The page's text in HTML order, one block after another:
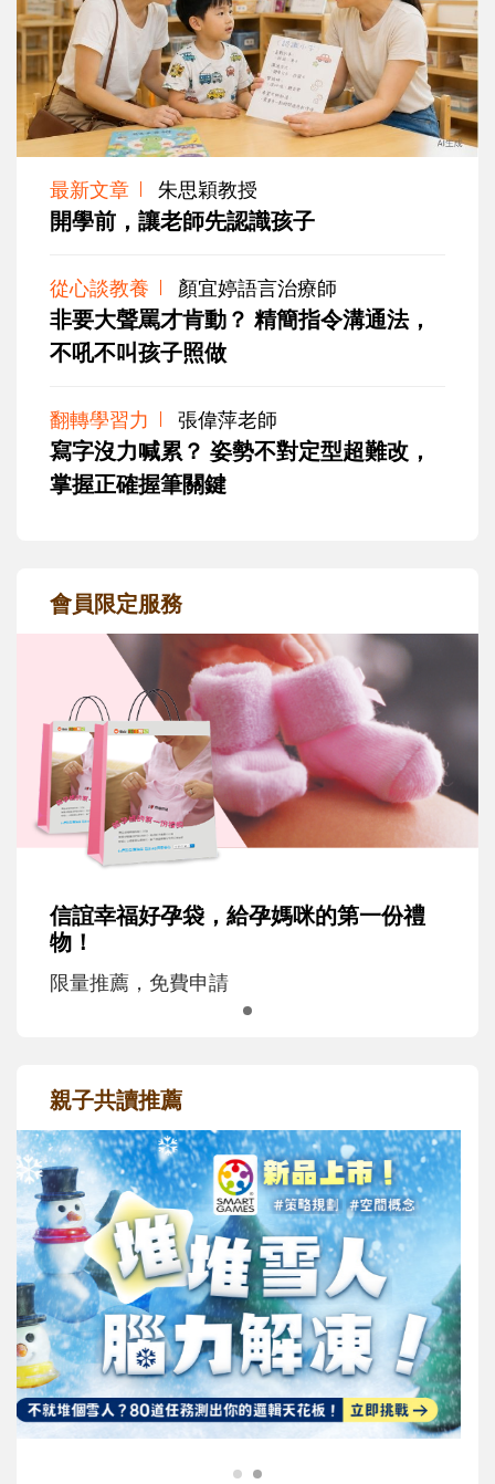
最新文章 朱思穎教授
開學前，讓老師先認識孩子
從心談教養 顏宜婷語言治療師
非要大聲罵才肯動？ 精簡指令溝通法，
不吼不叫孩子照做
翻轉學習力 張偉萍老師
寫字沒力喊累？ 姿勢不對定型超難改，
掌握正確握筆關鍵
會員限定服務
信誼幸福好孕袋，給孕媽咪的第一份禮
物！
限量推薦，免費申請
親子共讀推薦
最新活動